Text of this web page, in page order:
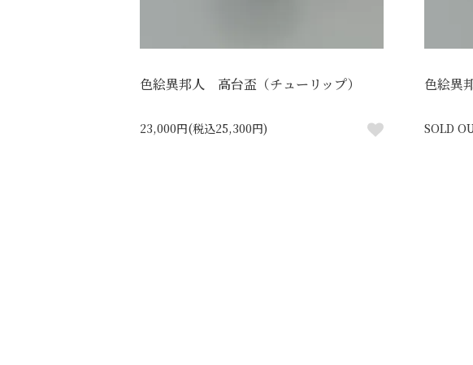
色絵異邦人 高台盃（チューリップ）
23,000円(税込25,300円)
色絵異
SOLD